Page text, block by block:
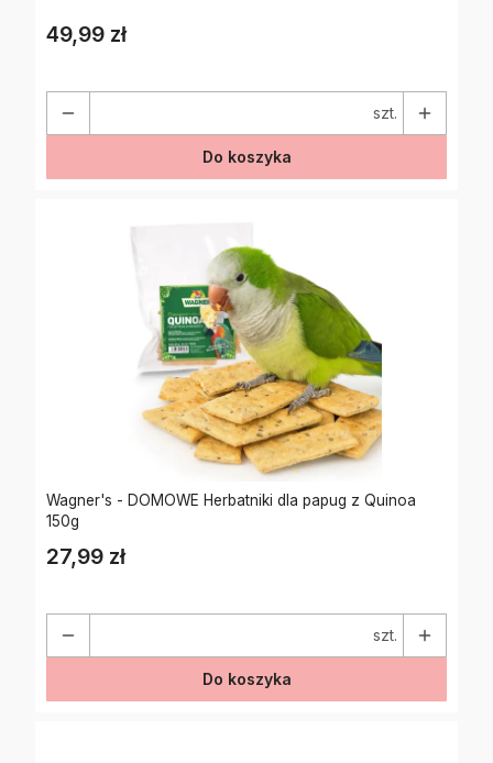
Cena
49,99 zł
szt.
Do koszyka
Wagner's - DOMOWE Herbatniki dla papug z Quinoa
150g
Cena
27,99 zł
szt.
Do koszyka